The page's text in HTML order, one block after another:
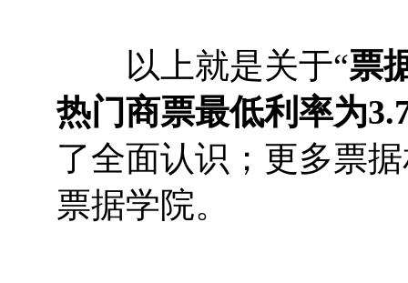
以上就是关于“票
热门商票最低利率为
了全面认识；更多票
票据学院。